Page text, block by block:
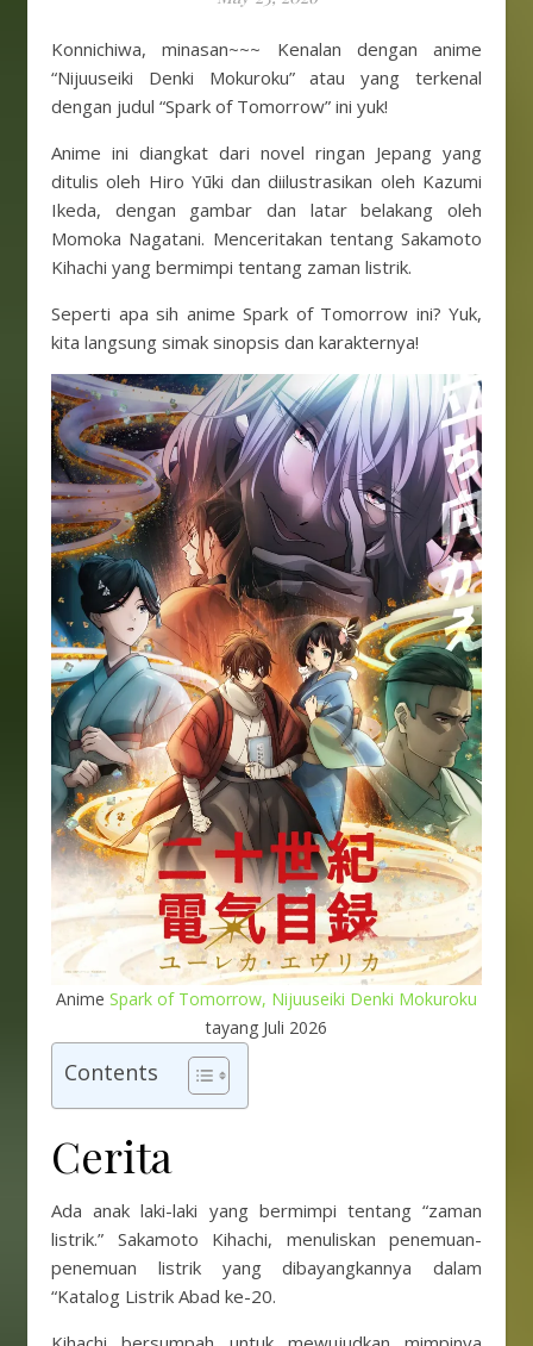
Konnichiwa, minasan~~~ Kenalan dengan anime
“Nijuuseiki Denki Mokuroku” atau yang terkenal
dengan judul “Spark of Tomorrow” ini yuk!
Anime ini diangkat dari novel ringan Jepang yang
ditulis oleh Hiro Yūki dan diilustrasikan oleh Kazumi
Ikeda, dengan gambar dan latar belakang oleh
Momoka Nagatani. Menceritakan tentang Sakamoto
Kihachi yang bermimpi tentang zaman listrik.
Seperti apa sih anime Spark of Tomorrow ini? Yuk,
kita langsung simak sinopsis dan karakternya!
Anime Spark of Tomorrow, Nijuuseiki Denki Mokuroku
tayang Juli 2026
Contents
Cerita
Ada anak laki-laki yang bermimpi tentang “zaman
listrik.” Sakamoto Kihachi, menuliskan penemuan-
penemuan listrik yang dibayangkannya dalam
“Katalog Listrik Abad ke-20.